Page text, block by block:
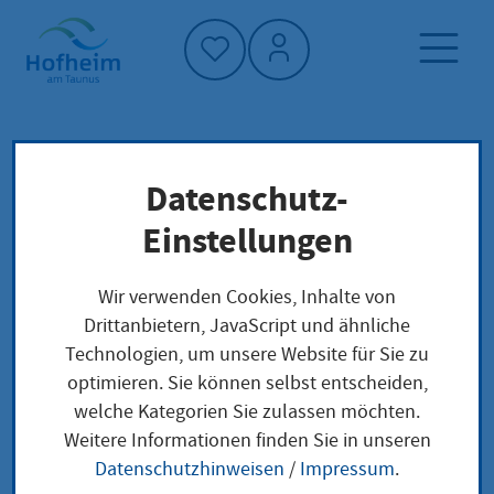
Startseite"
Dienstleistung-Finder
Lokale Anliegen
Baulasten, Baulastenverzeichnis
Baulasten,
Baulastenverzeichnis
Datenschutz-
Einstellungen
Wir verwenden Cookies, Inhalte von
Drittanbietern, JavaScript und ähnliche
Technologien, um unsere Website für Sie zu
optimieren. Sie können selbst entscheiden,
welche Kategorien Sie zulassen möchten.
Weitere Informationen finden Sie in unseren
Datenschutzhinweisen / Impressum.